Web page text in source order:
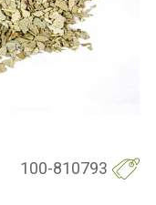
100-810793